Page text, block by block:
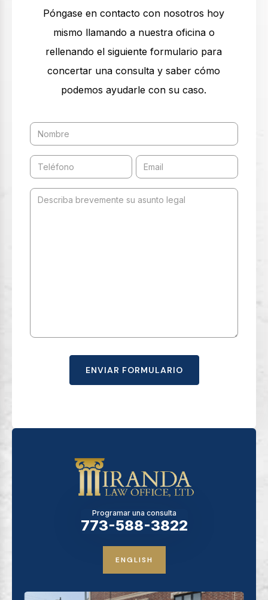
Póngase en contacto con nosotros hoy
mismo llamando a nuestra oficina o
rellenando el siguiente formulario para
concertar una consulta y saber cómo
podemos ayudarle con su caso.
ENVIAR FORMULARIO
Programar una consulta
773-588-3822
ENGLISH